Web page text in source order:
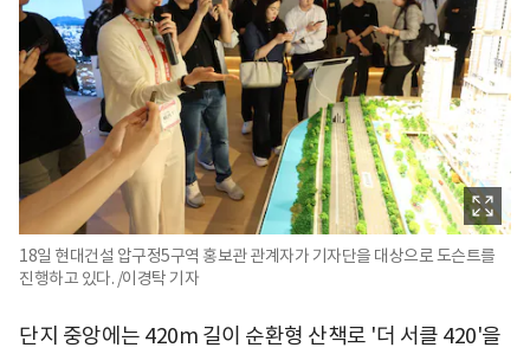
18일 현대건설 압구정5구역 홍보관 관계자가 기자단을 대상으로 도슨트를
진행하고 있다. /이경탁 기자
단지 중앙에는 420m 길이 순환형 산책로 '더 서클 420'을